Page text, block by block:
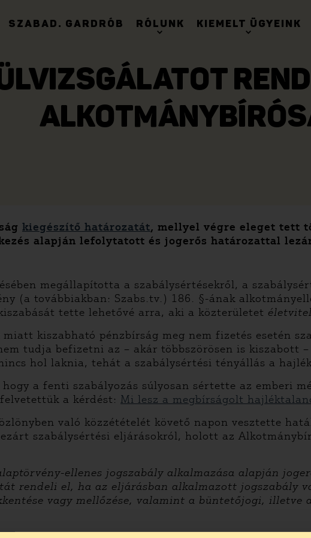
SZABAD. GARDRÓB RÓLUNK KIEMELT ÜGYEINK
kiegészítő határozatát, mellyel végre eleget tett
alapján lefolytatott és jogerős határozattal
megállapította a szabálysértésekről, a
(a továbbiakban: Szabs.tv.) 186. §-ának
tette lehetővé arra, aki a közterületet
kiszabható pénzbírság meg nem fizetés esetén
tudja befizetni az – akár többszörösen is kiszabott
hol laknia, tehát a szabálysértési tényállás a
a fenti szabályozás súlyosan sértette az emberi
a kérdést: Mi lesz a megbírságolt
való közzétételét követő napon vesztette
szabálysértési eljárásokról, holott az
ellenes jogszabály alkalmazása alapján
rendeli el, ha az eljárásban alkalmazott jogszabály
vagy mellőzése, valamint a büntetőjogi, illetve